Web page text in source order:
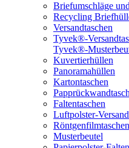
Briefumschläge
Recycling
Versandtaschen
Tyvek®-
Tyvek®-
Kuvertierhüllen
Panoramahüllen
Kartontaschen
Faltentaschen
Luftpolster-
Röntgenfilmtaschen
Musterbeutel